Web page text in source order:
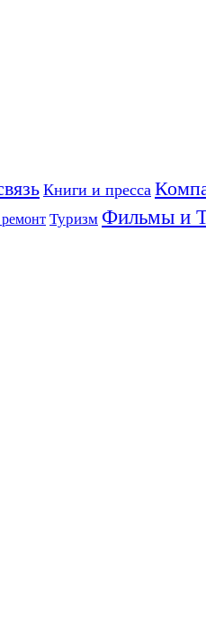
Книги и пресса
Туризм Фильмы и